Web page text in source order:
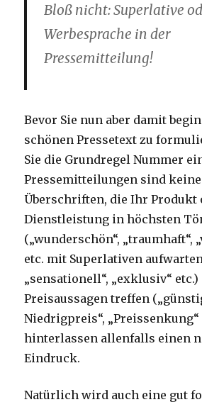
Bloß nicht: Superlative
Werbesprache in der
Pressemitteilung!
Bevor Sie nun aber damit
schönen Pressetext zu
Sie die Grundregel Nummer
Pressemitteilungen sind keine
Überschriften, die Ihr Produkt
Dienstleistung in höchsten
(„wunderschön“, „traumhaft“,
etc. mit Superlativen
„sensationell“, „exklusiv“ etc.)
Preisaussagen treffen
Niedrigpreis“, „Preissenkung“
hinterlassen allenfalls einen
Eindruck.
Natürlich wird auch eine gut